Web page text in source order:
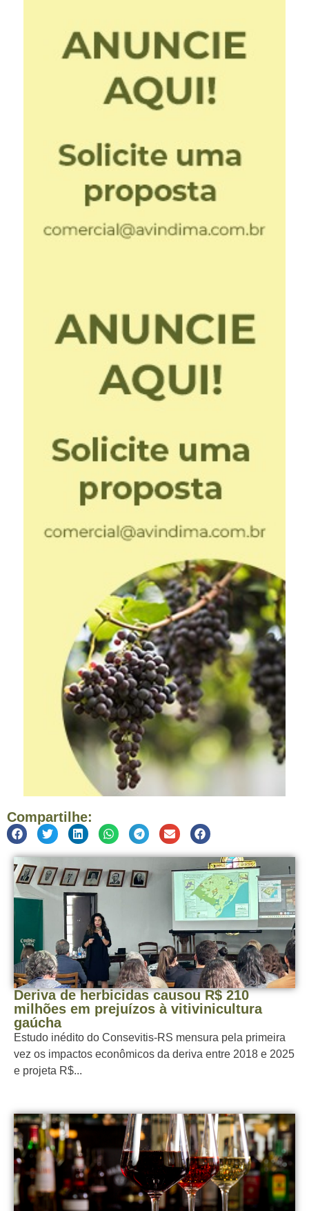
Compartilhe:
Deriva de herbicidas causou R$ 210
milhões em prejuízos à vitivinicultura
gaúcha
Estudo inédito do Consevitis-RS mensura pela primeira
vez os impactos econômicos da deriva entre 2018 e 2025
e projeta R$...